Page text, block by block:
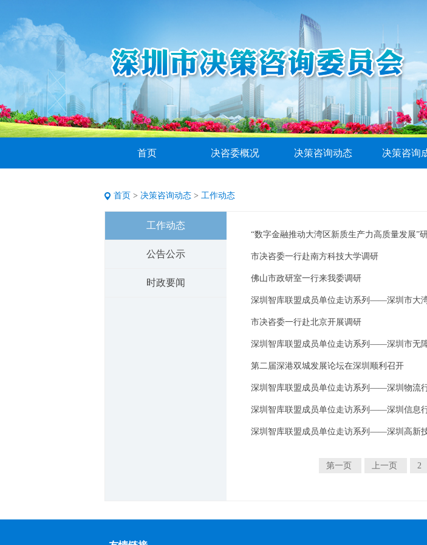
首页 决咨委概况 决策咨询动态 决策咨询
首页 > 决策咨询动态 > 工作动态
工作动态
公告公示
时政要闻
“数字金融推动大湾区新质生产力高质量发展”
争取更多数字金融创新在深圳先行先试
市决咨委一行赴南方科技大学调研
佛山市政研室一行来我委调研
深圳智库联盟成员单位走访系列——深圳市大
市决咨委一行赴北京开展调研
深圳智库联盟成员单位走访系列——深圳市无
第二届深港双城发展论坛在深圳顺利召开
深圳智库联盟成员单位走访系列——深圳物流
深圳智库联盟成员单位走访系列——深圳信息
深圳智库联盟成员单位走访系列——深圳高新
第一页 上一页 2